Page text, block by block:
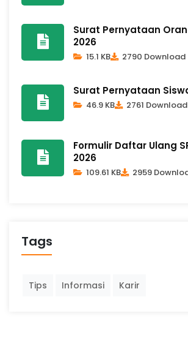
Surat Pernyataan
2026
15.1 KB 2790 Download
Surat Pernyataan
46.9 KB 2761 Download
Formulir Daftar Ulang
2026
109.61 KB 2959
Tags
Tips Informasi Karir